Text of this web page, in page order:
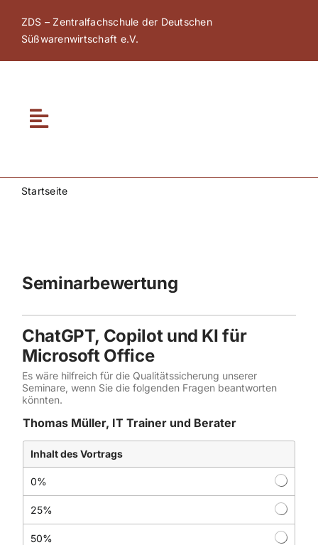
Inhalt
springen
ZDS – Zentralfachschule der Deutschen
Süßwarenwirtschaft e.V.
Toggle
ZDS Schule
Downloads
Aktuelles
Kontakt
Startseite
Seminarbewertung
ChatGPT, Copilot und KI für
Microsoft Office
Es wäre hilfreich für die Qualitätssicherung unserer
Seminare, wenn Sie die folgenden Fragen beantworten
könnten.
e
m
n
r
Thomas Müller, IT Trainer und Berater
Inhalt des Vortrags
0%
25%
50%